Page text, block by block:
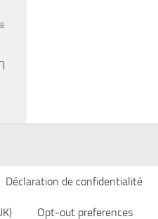
Déclaration de confidentialité
Opt-out preferences